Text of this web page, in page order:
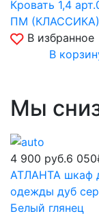
Кровать 1,4
ПМ (КЛАССИКА)
В избранное
В
Мы
4 900 руб.6
АТЛАНТА шкаф
одежды дуб
Белый глянец